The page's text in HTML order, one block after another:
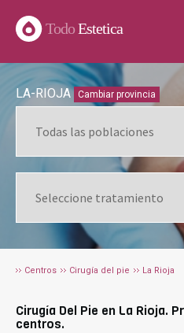
TodoEstetica
LA-RIOJA Cambiar provincia
Centros Cirugía del pie La Rioja
Cirugía Del Pie en La Rioja.
centros.